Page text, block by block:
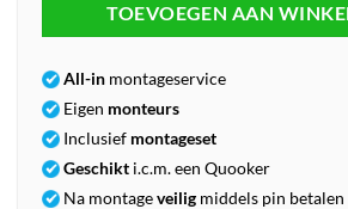
TOEVOEGEN AAN
All-in montageservice
Eigen monteurs
Inclusief montageset
Geschikt i.c.m. een Quooker
Na montageveilig middels pin betalen